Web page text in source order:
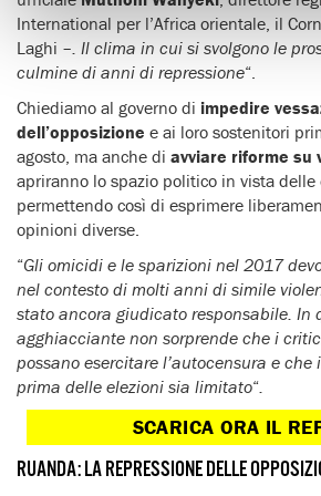
International per l’Africa orientale, il
Laghi – . Il clima in cui si svolgono le
culmine di anni di repressione“.
Chiediamo al governo di impedire
dell’opposizione e ai loro sostenitori
agosto, ma anche di avviare riforme su
apriranno lo spazio politico in vista delle
permettendo così di esprimere
opinioni diverse.
“Gli omicidi e le sparizioni nel 2017
nel contesto di molti anni di simile
stato ancora giudicato responsabile. In
agghiacciante non sorprende che i
possano esercitare l’autocensura e
prima delle elezioni sia limitato“
SCARICA ORA IL
RUANDA: LA REPRESSIONE DELLE